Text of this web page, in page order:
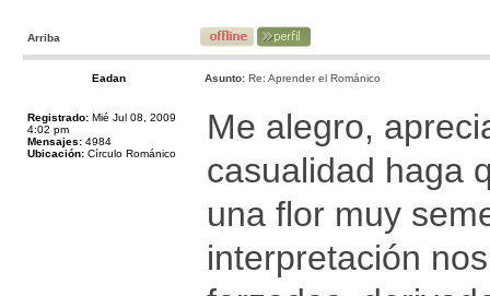
Arriba
Eadan Asunto: Re: Aprender el Románico
Registrado: Mié Jul 08, 2009
4:02 pm
Mensajes: 4984
Ubicación: Círculo Románico
Me alegro,
casualidad haga
una flor muy
interpretación